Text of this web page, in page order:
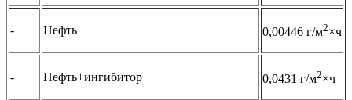
- Нефть 0,00446 г/м2×ч
- Нефть+ингибитор 0,0431 г/м2×ч